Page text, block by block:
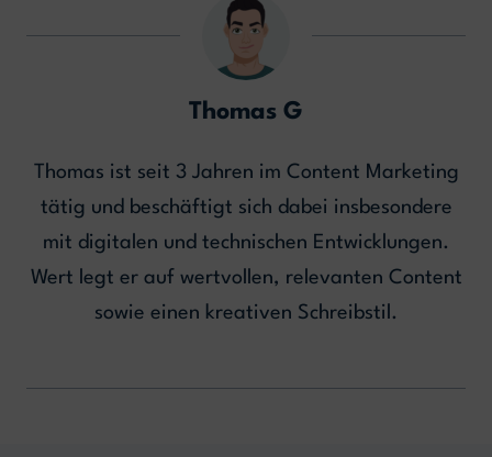
Thomas G
Thomas ist seit 3 Jahren im Content Marketing
tätig und beschäftigt sich dabei insbesondere
mit digitalen und technischen Entwicklungen.
Wert legt er auf wertvollen, relevanten Content
sowie einen kreativen Schreibstil.